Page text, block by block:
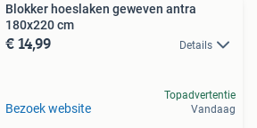
Blokker hoeslaken geweven antra
180x220 cm
€ 14,99 Details
Bezoek website
Topadvertentie
Vandaag